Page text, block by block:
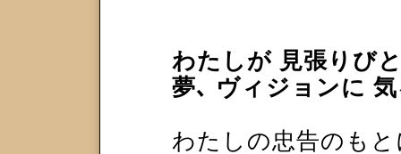
わたしが 見張りび
夢､ ヴィジョンに
わたしの忠告のも